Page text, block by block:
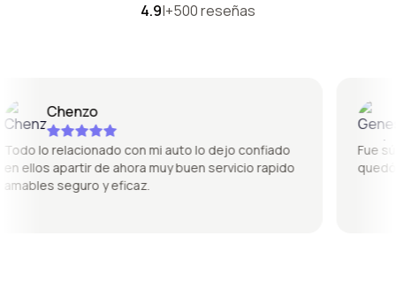
4.9|+500 reseñas
Chenzo
lo relacionado con mi auto lo dejo confiado
ellos apartir de ahora muy buen servicio rapido
seguro y eficaz.
Fue
quedó